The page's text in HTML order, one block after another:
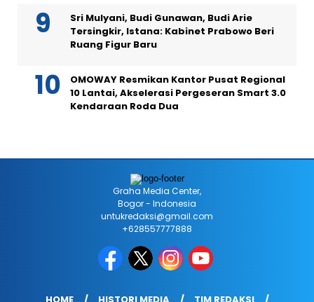
Sri Mulyani, Budi Gunawan, Budi Arie
Tersingkir, Istana: Kabinet Prabowo Beri
Ruang Figur Baru
OMOWAY Resmikan Kantor Pusat Regional
10 Lantai, Akselerasi Pergeseran Smart 3.0
Kendaraan Roda Dua
Graha Media Center,
Bogor - Indonesia
untukredaksi@gmail.com
+628557777888